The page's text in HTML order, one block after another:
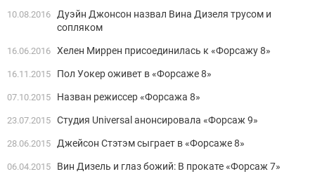
10.08.2016
Дуэйн Джонсон назвал Вина Дизеля трусом и
сопляком
16.06.2016 Хелен Миррен присоединилась к «Форсажу 8»
16.11.2015 Пол Уокер оживет в «Форсаже 8»
07.10.2015 Назван режиссер «Форсажа 8»
23.07.2015 Студия Universal анонсировала «Форсаж 9»
28.06.2015 Джейсон Стэтэм сыграет в «Форсаже 8»
06.04.2015 Вин Дизель и глаз божий: В прокате «Форсаж 7»